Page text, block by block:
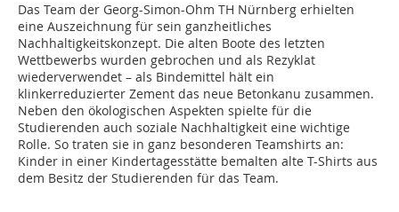
Das Team der Georg-Simon-Ohm TH Nürnberg erhielten
eine Auszeichnung für sein ganzheitliches
Nachhaltigkeitskonzept. Die alten Boote des letzten
Wettbewerbs wurden gebrochen und als Rezyklat
wiederverwendet – als Bindemittel hält ein
klinkerreduzierter Zement das neue Betonkanu zusammen.
Neben den ökologischen Aspekten spielte für die
Studierenden auch soziale Nachhaltigkeit eine wichtige
Rolle. So traten sie in ganz besonderen Teamshirts an:
Kinder in einer Kindertagesstätte bemalten alte T-Shirts aus
dem Besitz der Studierenden für das Team.